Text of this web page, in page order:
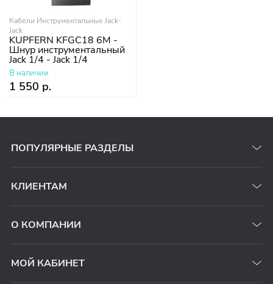
Кабели Инструментальные Jack-
Jack
KUPFERN KFGC18 6M -
Шнур инструментальный
Jack 1/4 - Jack 1/4
В наличии
1 550 р.
ПОПУЛЯРНЫЕ РАЗДЕЛЫ
КЛИЕНТАМ
О КОМПАНИИ
МОЙ КАБИНЕТ